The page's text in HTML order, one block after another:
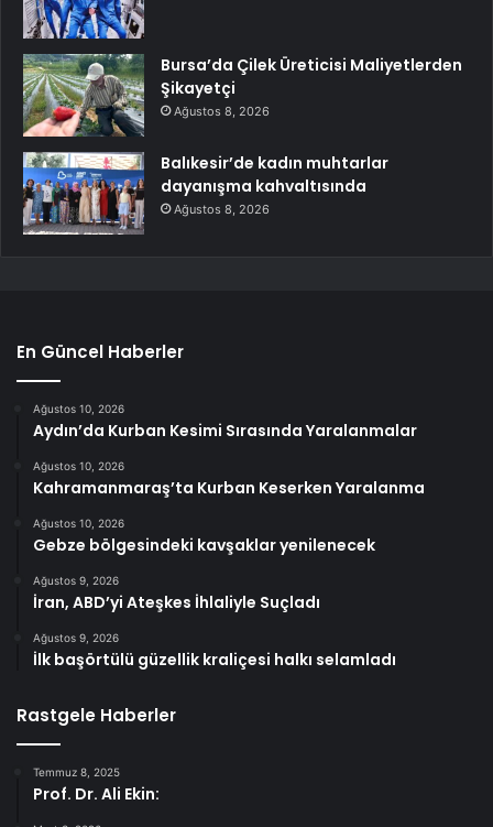
Bursa’da Çilek Üreticisi Maliyetlerden
Şikayetçi
Ağustos 8, 2026
Balıkesir’de kadın muhtarlar
dayanışma kahvaltısında
Ağustos 8, 2026
En Güncel Haberler
Ağustos 10, 2026
Aydın’da Kurban Kesimi Sırasında Yaralanmalar
Ağustos 10, 2026
Kahramanmaraş’ta Kurban Keserken Yaralanma
Ağustos 10, 2026
Gebze bölgesindeki kavşaklar yenilenecek
Ağustos 9, 2026
İran, ABD’yi Ateşkes İhlaliyle Suçladı
Ağustos 9, 2026
İlk başörtülü güzellik kraliçesi halkı selamladı
Rastgele Haberler
Temmuz 8, 2025
Prof. Dr. Ali Ekin: